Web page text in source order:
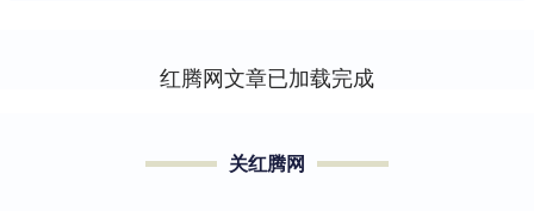
红腾网文章已加载完成
关红腾网